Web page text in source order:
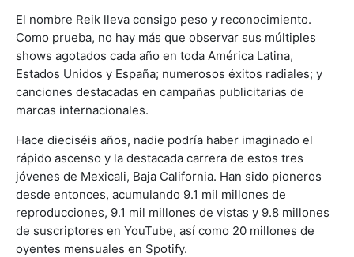
El nombre Reik lleva consigo peso y reconocimiento.
Como prueba, no hay más que observar sus múltiples
shows agotados cada año en toda América Latina,
Estados Unidos y España; numerosos éxitos radiales; y
canciones destacadas en campañas publicitarias de
marcas internacionales.
Hace dieciséis años, nadie podría haber imaginado el
rápido ascenso y la destacada carrera de estos tres
jóvenes de Mexicali, Baja California. Han sido pioneros
desde entonces, acumulando 9.1 mil millones de
reproducciones, 9.1 mil millones de vistas y 9.8 millones
de suscriptores en YouTube, así como 20 millones de
oyentes mensuales en Spotify.